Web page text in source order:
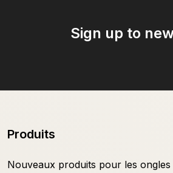
Sign up to
Produits
Nouveaux produits pour les ongles